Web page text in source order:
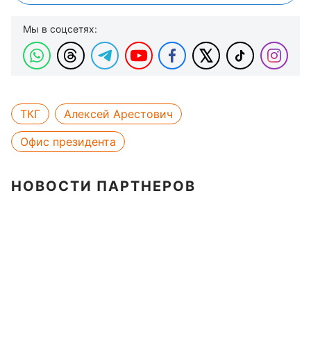
Мы в соцсетях:
ТКГ
Алексей Арестович
Офис президента
НОВОСТИ ПАРТНЕРОВ